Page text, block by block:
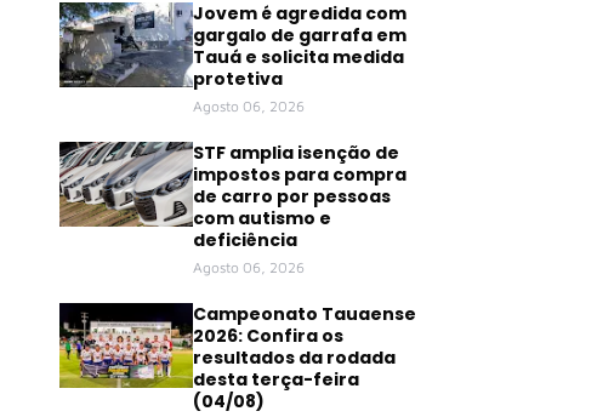
Jovem é agredida com
gargalo de garrafa em
Tauá e solicita medida
protetiva
Agosto 06, 2026
STF amplia isenção de
impostos para compra
de carro por pessoas
com autismo e
deficiência
Agosto 06, 2026
Campeonato Tauaense
2026: Confira os
resultados da rodada
desta terça-feira
(04/08)